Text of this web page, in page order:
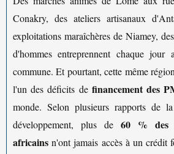
Conakry, des ateliers artisanaux
exploitations maraîchères de Niamey,
d'hommes entreprennent chaque jour
commune. Et pourtant, cette même
l'un des déficits de financement des
monde. Selon plusieurs rapports de
développement, plus de 60 % des
africains n'ont jamais accès à un crédit